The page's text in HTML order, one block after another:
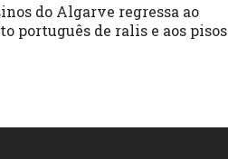
do Algarve regressa ao
português de ralis e aos pisos